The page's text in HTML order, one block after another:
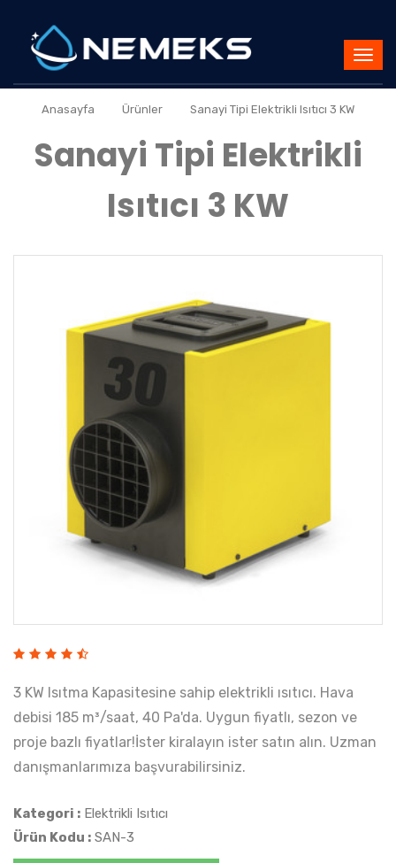
Anasayfa Ürünler Sanayi Tipi Elektrikli Isıtıcı 3 KW
Sanayi Tipi Elektrikli
Isıtıcı 3 KW
3 KW Isıtma Kapasitesine sahip elektrikli ısıtıcı. Hava
debisi 185 m³/saat, 40 Pa'da. Uygun fiyatlı, sezon ve
proje bazlı fiyatlar!İster kiralayın ister satın alın. Uzman
danışmanlarımıza başvurabilirsiniz.
Kategori : Elektrikli Isıtıcı
Ürün Kodu : SAN-3